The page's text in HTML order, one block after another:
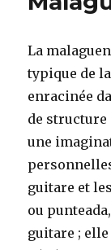
La
typique de
enracinée
de structure
une
guitare et
ou
guitare ;